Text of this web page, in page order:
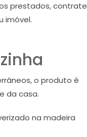
prestados, contrate
imóvel.
o produto é
da casa.
na madeira